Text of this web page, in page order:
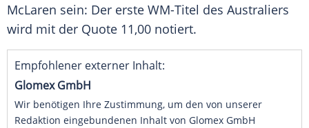
McLaren sein: Der erste WM-Titel des Australiers
wird mit der Quote 11,00 notiert.
Empfohlener externer Inhalt:
Glomex GmbH
Wir benötigen Ihre Zustimmung, um den von unserer
Redaktion eingebundenen Inhalt von Glomex GmbH